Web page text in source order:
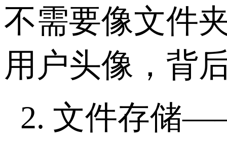
不需要像文件
用户头像，背
2. 文件存储